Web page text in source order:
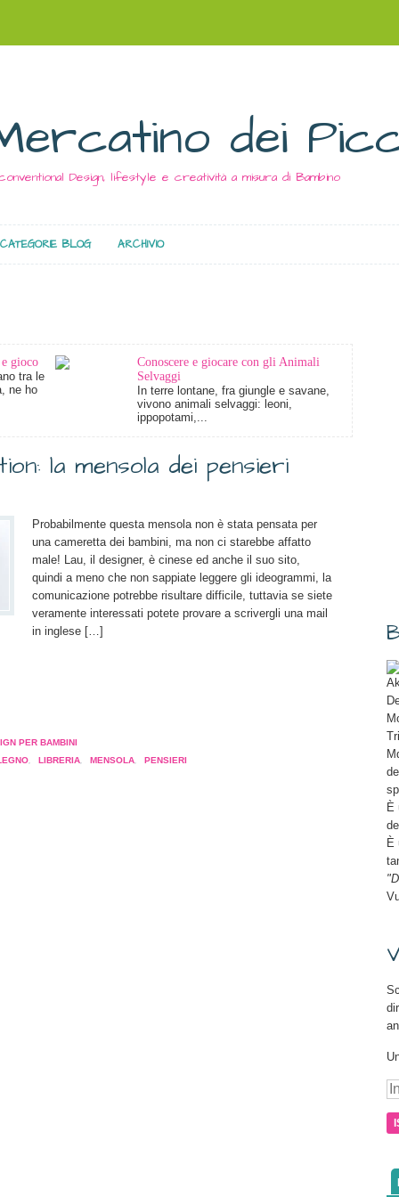
dei
Design, lifestyle e creatività a misura di Bambino
CATEGORIE BLOG ARCHIVIO
gioco
tra le
ne ho
Conoscere e giocare con gli Animali
Selvaggi
In terre lontane, fra giungle e savane,
vivono animali selvaggi: leoni,
ippopotami,...
la mensola dei pensieri
Probabilmente questa mensola non è stata pensata per
una cameretta dei bambini, ma non ci starebbe affatto
male! Lau, il designer, è cinese ed anche il suo sito,
quindi a meno che non sappiate leggere gli ideogrammi, la
comunicazione potrebbe risultare difficile, tuttavia se siete
veramente interessati potete provare a scrivergli una mail
in inglese […]
PER BAMBINI
LIBRERIA MENSOLA PENSIERI
È
È